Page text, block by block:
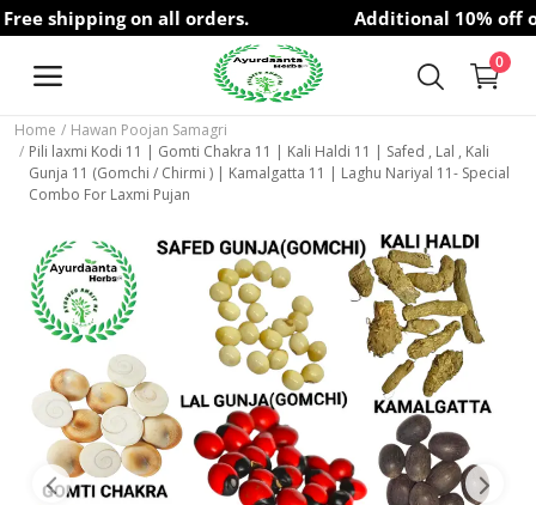
shipping on all orders. Additional 10% off
0
Free
Consultation
Brands
Herbs
Health Care
Personal Care
Home
Hawan Poojan Samagri
Pili laxmi Kodi 11 | Gomti Chakra 11 | Kali Haldi 11 | Safed , Lal , Kali
Gunja 11 (Gomchi / Chirmi ) | Kamalgatta 11 | Laghu Nariyal 11- Special
Combo For Laxmi Pujan